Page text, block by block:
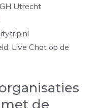
Utrecht
Live Chat op de
de